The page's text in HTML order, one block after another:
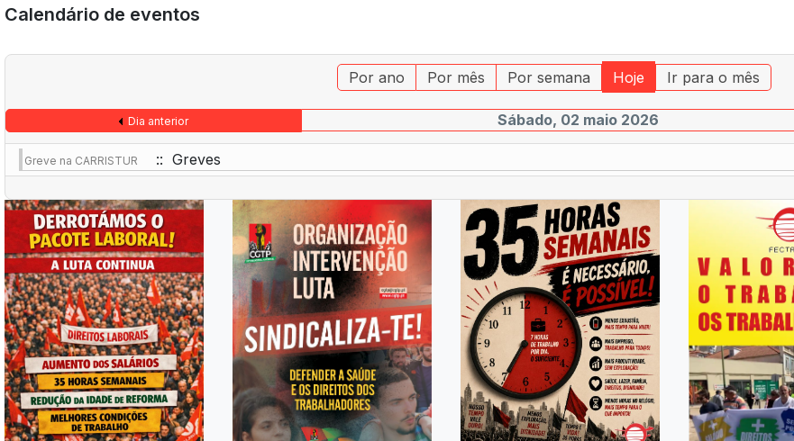
Calendário de eventos
Por ano Por mês Por semana Hoje Ir para o mês
Dia anterior Sábado, 02 maio 2026
Greve na CARRISTUR :: Greves